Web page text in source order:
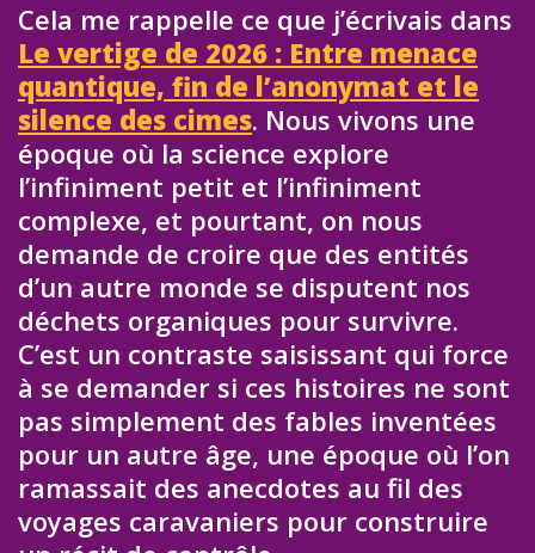
Cela me rappelle ce que j’écrivais dans
Le vertige de 2026 : Entre menace
quantique, fin de l’anonymat et le
silence des cimes. Nous vivons une
époque où la science explore
l’infiniment petit et l’infiniment
complexe, et pourtant, on nous
demande de croire que des entités
d’un autre monde se disputent nos
déchets organiques pour survivre.
C’est un contraste saisissant qui force
à se demander si ces histoires ne sont
pas simplement des fables inventées
pour un autre âge, une époque où l’on
ramassait des anecdotes au fil des
voyages caravaniers pour construire